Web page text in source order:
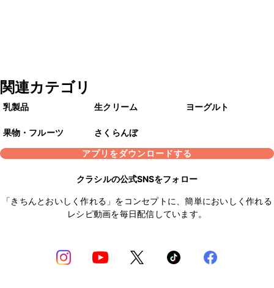
関連カテゴリ
乳製品 生クリーム ヨーグルト
果物・フルーツ
さくらんぼ
アプリをダウンロードする
クラシルの公式SNSをフォロー
「きちんとおいしく作れる」をコンセプトに、簡単においしく作れる
レシピ動画を毎日配信しています。